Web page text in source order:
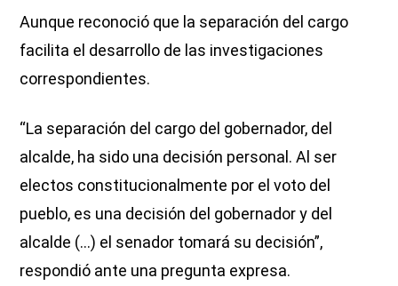
Aunque reconoció que la separación del cargo
facilita el desarrollo de las investigaciones
correspondientes.
“La separación del cargo del gobernador, del
alcalde, ha sido una decisión personal. Al ser
electos constitucionalmente por el voto del
pueblo, es una decisión del gobernador y del
alcalde (...) el senador tomará su decisión”,
respondió ante una pregunta expresa.